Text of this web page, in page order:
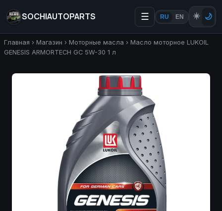
SOCHIAUTOPARTS ☰ RU EN ☀️ 🌙
Главная › Магазин › Моторные масла › Масло моторное LUKOIL
GENESIS ARMORTECH GC 5W-30 1 л